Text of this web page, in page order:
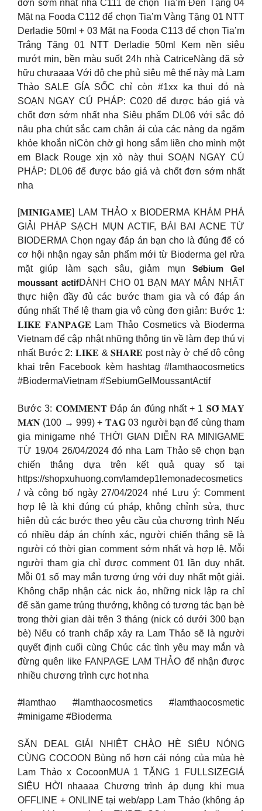
đơn sớm nhất nha C111 để chọn Tia’m Đen Tặng 04
Mặt nạ Fooda C112 để chọn Tia’m Vàng Tặng 01 NTT
Derladie 50ml + 03 Mặt nạ Fooda C113 để chọn Tia’m
Trắng Tặng 01 NTT Derladie 50ml Kem nền siêu
mướt mịn, bền màu suốt 24h nhà CatriceNàng đã sở
hữu chưaaaa Với độ che phủ siêu mê thế này mà Lam
Thảo SALE GÍA SỐC chỉ còn #1xx ka thui đó nà
SOẠN NGAY CÚ PHÁP: C020 để được báo giá và
chốt đơn sớm nhất nha Siêu phẩm DL06 với sắc đỏ
nâu pha chút sắc cam chân ái của các nàng da ngăm
khỏe khoắn nìCòn chờ gì hong sắm liền cho mình một
em Black Rouge xịn xò này thui SOẠN NGAY CÚ
PHÁP: DL06 để được báo giá và chốt đơn sớm nhất
nha
[𝐌𝐈𝐍𝐈𝐆𝐀𝐌𝐄] LAM THẢO x BIODERMA KHÁM PHÁ
GIẢI PHÁP SẠCH MỤN ACTIF, BÁI BAI ACNE TỪ
BIODERMA Chọn ngay đáp án bạn cho là đúng để có
cơ hội nhận ngay sản phẩm mới từ Bioderma gel rửa
mặt giúp làm sạch sâu, giảm mụn 𝗦𝗲́𝗯𝗶𝘂𝗺 𝗚𝗲𝗹
𝗺𝗼𝘂𝘀𝘀𝗮𝗻𝘁 𝗮𝗰𝘁𝗶𝗳DÀNH CHO 01 BẠN MAY MẮN NHẤT
thực hiện đầy đủ các bước tham gia và có đáp án
đúng nhất Thể lệ tham gia vô cùng đơn giản: Bước 1:
𝐋𝐈𝐊𝐄 𝐅𝐀𝐍𝐏𝐀𝐆𝐄 Lam Thảo Cosmetics và Bioderma
Vietnam để cập nhật những thông tin về làm đẹp thú vị
nhất Bước 2: 𝐋𝐈𝐊𝐄 & 𝐒𝐇𝐀𝐑𝐄 post này ở chế độ công
khai trên Facebook kèm hashtag #lamthaocosmetics
#BiodermaVietnam #SebiumGelMoussantActif
Bước 3: 𝐂𝐎𝐌𝐌𝐄𝐍𝐓 Đáp án đúng nhất + 1 𝐒𝐎̂́ 𝐌𝐀𝐘
𝐌𝐀̆́𝐍 (100 → 999) + 𝐓𝐀𝐆 03 người bạn để cùng tham
gia minigame nhé THỜI GIAN DIỄN RA MINIGAME
TỪ 19/04 26/04/2024 đó nha Lam Thảo sẽ chọn bạn
chiến thắng dựa trên kết quả quay số tại
https://shopxuhuong.com/lamdep1lemonadecosmetics
/ và công bố ngày 27/04/2024 nhé Lưu ý: Comment
hợp lệ là khi đúng cú pháp, không chỉnh sửa, thực
hiện đủ các bước theo yêu cầu của chương trình Nếu
có nhiều đáp án chính xác, người chiến thắng sẽ là
người có thời gian comment sớm nhất và hợp lệ. Mỗi
người tham gia chỉ được comment 01 lần duy nhất.
Mỗi 01 số may mắn tương ứng với duy nhất một giải.
Không chấp nhận các nick ảo, những nick lập ra chỉ
để săn game trúng thưởng, không có tương tác bạn bè
trong thời gian dài trên 3 tháng (nick có dưới 300 bạn
bè) Nếu có tranh chấp xảy ra Lam Thảo sẽ là người
quyết định cuối cùng Chúc các tình yêu may mắn và
đừng quên like FANPAGE LAM THẢO để nhận được
nhiều chương trình cực hot nha
#lamthao #lamthaocosmetics #lamthaocosmetic
#minigame #Bioderma
SĂN DEAL GIẢI NHIỆT CHÀO HÈ SIÊU NÓNG
CÙNG COCOON Bùng nổ hơn cái nóng của mùa hè
Lam Thảo x CocoonMUA 1 TẶNG 1 FULLSIZEGIÁ
SIÊU HỜI nhaaaa Chương trình áp dụng khi mua
OFFLINE + ONLINE tại web/app Lam Thảo (không áp